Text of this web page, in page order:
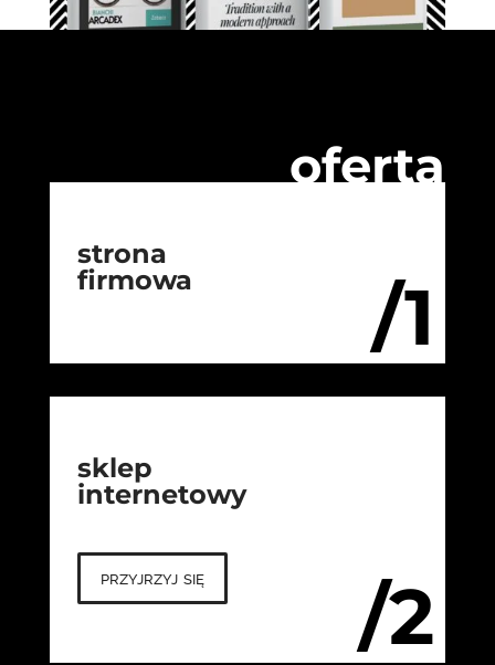
oferta
/1
strona
firmowa
/2
sklep
internetowy
przyjrzyj się